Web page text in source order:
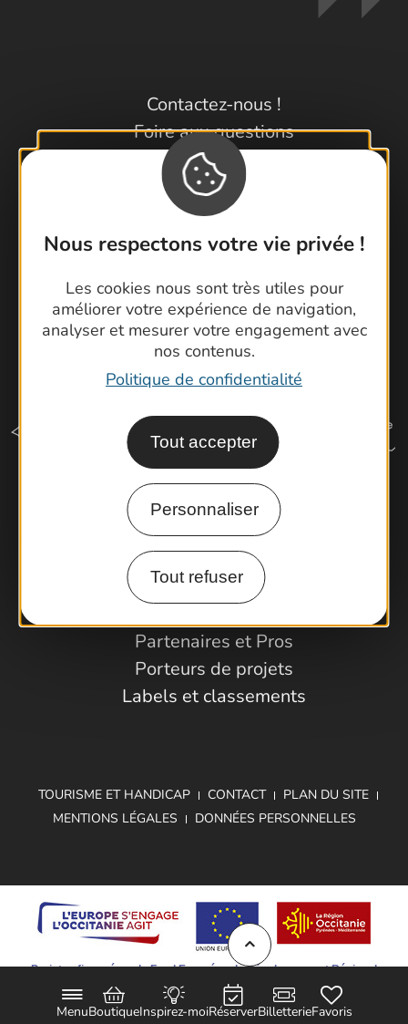
Nous respectons votre vie privée !
Les cookies nous sont très utiles pour
améliorer votre expérience de navigation,
analyser et mesurer votre engagement avec
nos contenus.
Politique de confidentialité
Tout accepter
Personnaliser
Tout refuser
MenuBoutiqueInspirez-moiRéserverBilletterieFavoris
Contactez-nous !
Foire aux questions
Brochures
Cartoguides et Topoguides
Latitude Gard
Comment venir ?
Espace Pro
Partenaires et Pros
Porteurs de projets
Labels et classements
TOURISME ET HANDICAP CONTACT
PLAN DU SITE
MENTIONS LÉGALES
DONNÉES PERSONNELLES
Projet cofinancé par le Fond Européen de Développement Régional